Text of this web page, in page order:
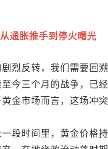
通胀推手到停火曙光
烈反转，我们需要回
今三个月的战争，已
金市场而言，这场冲
一段时间里，黄金价